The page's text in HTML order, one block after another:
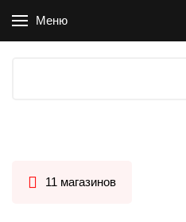
Меню
11 магазинов